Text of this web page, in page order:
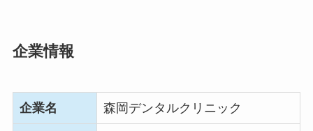
企業情報
企業名 森岡デンタルクリニック